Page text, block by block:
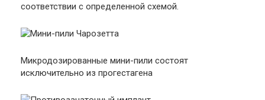
соответствии с определенной схемой.
Микродозированные мини-пили состоят
исключительно из прогестагена